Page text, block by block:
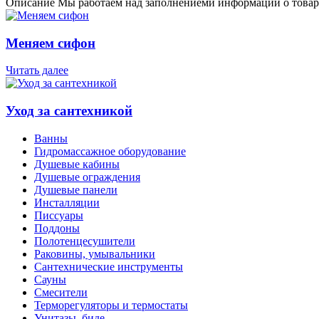
Меняем сифон
Читать далее
Уход за сантехникой
Ванны
Гидромассажное оборудование
Душевые кабины
Душевые ограждения
Душевые панели
Инсталляции
Писсуары
Поддоны
Полотенцесушители
Раковины, умывальники
Сантехнические инструменты
Сауны
Смесители
Терморегуляторы и термостаты